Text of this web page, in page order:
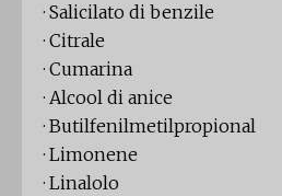
· Salicilato di benzile
· Citrale
· Cumarina
· Alcool di anice
· Butilfenilmetilpropional
· Limonene
· Linalolo